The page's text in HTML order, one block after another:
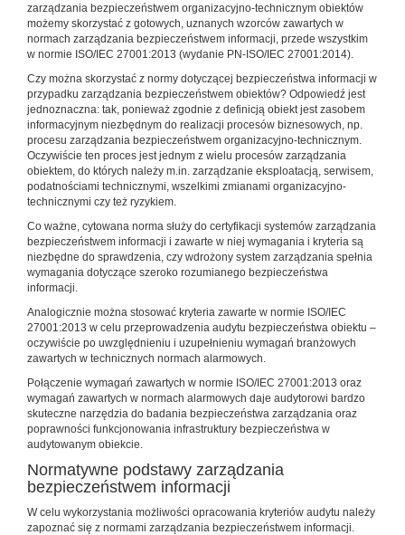
zarządzania bezpieczeństwem organizacyjno-technicznym obiektów
możemy skorzystać z gotowych, uznanych wzorców zawartych w
normach zarządzania bezpieczeństwem informacji, przede wszystkim
w normie ISO/IEC 27001:2013 (wydanie PN-ISO/IEC 27001:2014).
Czy można skorzystać z normy dotyczącej bezpieczeństwa informacji w
przypadku zarządzania bezpieczeństwem obiektów? Odpowiedź jest
jednoznaczna: tak, ponieważ zgodnie z definicją obiekt jest zasobem
informacyjnym niezbędnym do realizacji procesów biznesowych, np.
procesu zarządzania bezpieczeństwem organizacyjno-technicznym.
Oczywiście ten proces jest jednym z wielu procesów zarządzania
obiektem, do których należy m.in. zarządzanie eksploatacją, serwisem,
podatnościami technicznymi, wszelkimi zmianami organizacyjno-
technicznymi czy też ryzykiem.
Co ważne, cytowana norma służy do certyfikacji systemów zarządzania
bezpieczeństwem informacji i zawarte w niej wymagania i kryteria są
niezbędne do sprawdzenia, czy wdrożony system zarządzania spełnia
wymagania dotyczące szeroko rozumianego bezpieczeństwa
informacji.
Analogicznie można stosować kryteria zawarte w normie ISO/IEC
27001:2013 w celu przeprowadzenia audytu bezpieczeństwa obiektu –
oczywiście po uwzględnieniu i uzupełnieniu wymagań branżowych
zawartych w technicznych normach alarmowych.
Połączenie wymagań zawartych w normie ISO/IEC 27001:2013 oraz
wymagań zawartych w normach alarmowych daje audytorowi bardzo
skuteczne narzędzia do badania bezpieczeństwa zarządzania oraz
poprawności funkcjonowania infrastruktury bezpieczeństwa w
audytowanym obiekcie.
Normatywne podstawy zarządzania
bezpieczeństwem informacji
W celu wykorzystania możliwości opracowania kryteriów audytu należy
zapoznać się z normami zarządzania bezpieczeństwem informacji.